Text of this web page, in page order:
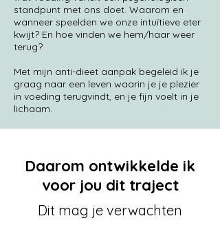
standpunt met ons doet. Waarom en
wanneer speelden we onze intuïtieve eter
kwijt? En hoe vinden we hem/haar weer
terug?
Met mijn anti-dieet aanpak begeleid ik je
graag naar een leven waarin je je plezier
in voeding terugvindt, en je fijn voelt in je
lichaam.
Daarom ontwikkelde ik
voor jou dit traject
Dit mag je verwachten